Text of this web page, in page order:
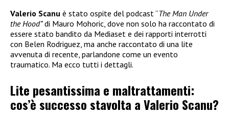
Valerio Scanu è stato ospite del podcast “The Man Under
the Hood”di Mauro Mohoric, dove non solo ha raccontato di
essere stato bandito da Mediaset e dei rapporti interrotti
con Belen Rodriguez, ma anche raccontato di una lite
avvenuta di recente, parlandone come un evento
traumatico. Ma ecco tutti i dettagli.
Lite pesantissima e maltrattamenti:
cos’è successo stavolta a Valerio Scanu?